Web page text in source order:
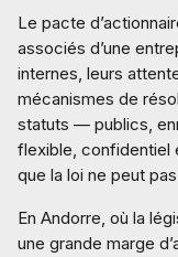
Le pacte
associés d’une
internes, leurs
mécanismes de
statuts — publics,
flexible, confidentiel
que la loi ne peut
En Andorre, où la
une grande marge